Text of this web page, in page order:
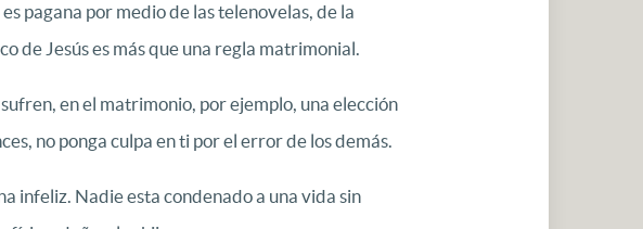
pagana por medio de las telenovelas, de la
de Jesús es más que una regla matrimonial.
en el matrimonio, por ejemplo, una elección
no ponga culpa en ti por el error de los demás.
infeliz. Nadie esta condenado a una vida sin